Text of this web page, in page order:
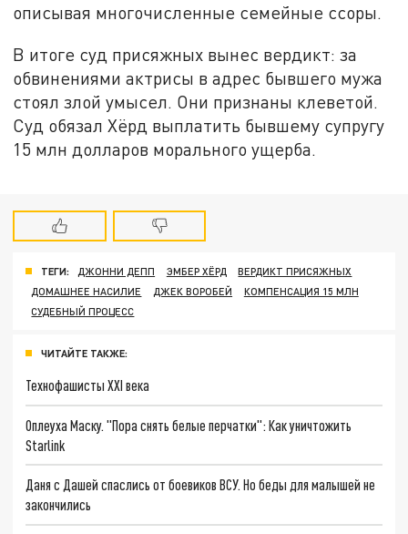
описывая многочисленные семейные ссоры.
В итоге суд присяжных вынес вердикт: за
обвинениями актрисы в адрес бывшего мужа
стоял злой умысел. Они признаны клеветой.
Суд обязал Хёрд выплатить бывшему супругу
15 млн долларов морального ущерба.
ТЕГИ: ДЖОННИ ДЕПП ЭМБЕР ХЁРД
ВЕРДИКТ ПРИСЯЖНЫХ
ДОМАШНЕЕ НАСИЛИЕ
ДЖЕК ВОРОБЕЙ
КОМПЕНСАЦИЯ 15 МЛН
СУДЕБНЫЙ ПРОЦЕСС
ЧИТАЙТЕ ТАКЖЕ:
Технофашисты XXI века
Оплеуха Маску. "Пора снять белые перчатки": Как уничтожить
Starlink
Даня с Дашей спаслись от боевиков ВСУ. Но беды для малышей не
закончились